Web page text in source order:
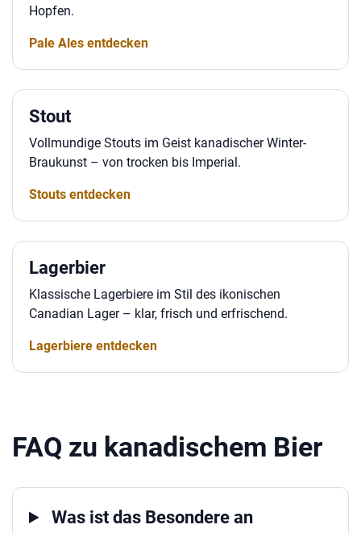
Hopfen.
Pale Ales entdecken
Stout
Vollmundige Stouts im Geist kanadischer Winter-
Braukunst – von trocken bis Imperial.
Stouts entdecken
Lagerbier
Klassische Lagerbiere im Stil des ikonischen
Canadian Lager – klar, frisch und erfrischend.
Lagerbiere entdecken
FAQ zu kanadischem Bier
Was ist das Besondere an